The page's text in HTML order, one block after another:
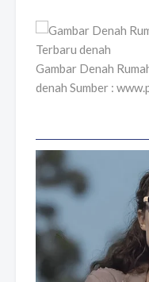
Gambar Denah
denah Sumber :